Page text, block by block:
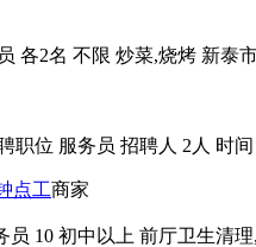
各2名 不限 炒菜,烧烤 新泰
职位 服务员 招聘人 2人 时
点工商家
员 10 初中以上 前厅卫生清